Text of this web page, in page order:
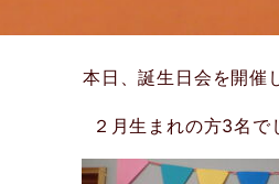
本日、誕生日会を開
２月生まれの方3名